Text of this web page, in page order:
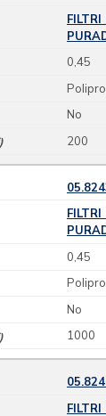
0,45
No
200
0,45
No
1000